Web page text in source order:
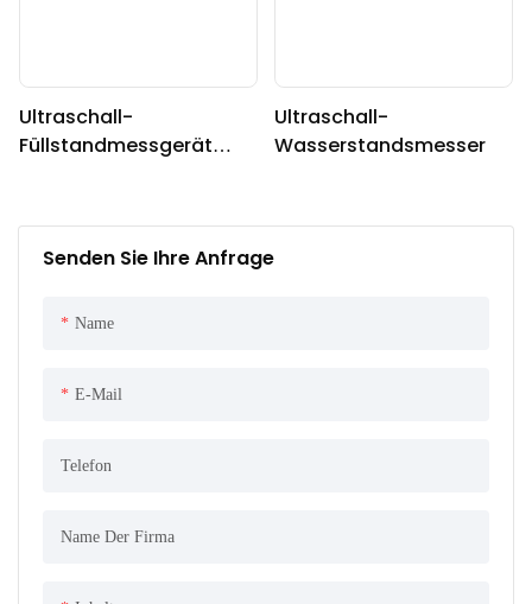
Senden Sie Ihre Anfrage
Name
E-Mail
Telefon
Name Der Firma
Ultraschall-
Füllstandmessgerät
Ultraschall-
Wasserstandsmesser